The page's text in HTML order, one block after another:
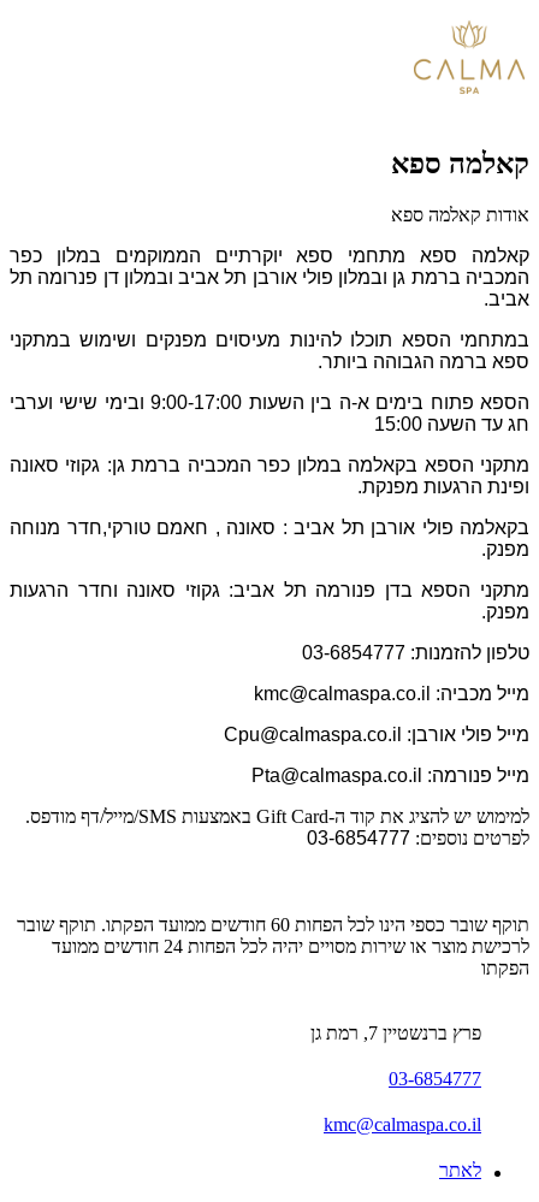
קאלמה ספא
אודות קאלמה ספא
קאלמה ספא מתחמי ספא יוקרתיים הממוקמים במלון כפר
המכביה ברמת גן ובמלון פולי אורבן תל אביב ובמלון דן פנרומה תל
אביב.
במתחמי הספא תוכלו להינות מעיסוים מפנקים ושימוש במתקני
ספא ברמה הגבוהה ביותר.
הספא פתוח בימים א-ה בין השעות 9:00-17:00 ובימי שישי וערבי
חג עד השעה 15:00
מתקני הספא בקאלמה במלון כפר המכביה ברמת גן: גקוזי סאונה
ופינת הרגעות מפנקת.
בקאלמה פולי אורבן תל אביב : סאונה , חאמם טורקי,חדר מנוחה
מפנק.
מתקני הספא בדן פנורמה תל אביב: גקוזי סאונה וחדר הרגעות
מפנק.
טלפון להזמנות: 03-6854777
מייל מכביה: kmc@calmaspa.co.il
מייל פולי אורבן:
Cpu@calmaspa.co.il
מייל פנורמה:
Pta@calmaspa.co.il
למימוש יש להציג את קוד ה-Gift Card באמצעות SMS/מייל/דף מודפס.
לפרטים נוספים: 03-6854777
תוקף שובר כספי הינו לכל הפחות 60 חודשים ממועד הפקתו. תוקף שובר
לרכישת מוצר או שירות מסויים יהיה לכל הפחות 24 חודשים ממועד
הפקתו
פרץ ברנשטיין 7, רמת גן
03-6854777
kmc@calmaspa.co.il
לאתר